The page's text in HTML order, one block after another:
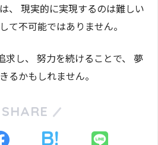
、 現実的に実現するのは難しい
て不可能ではありません。
求し、 努力を続けることで、 夢
るかもしれません。
SHARE